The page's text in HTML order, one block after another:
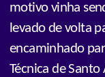
motivo vinha
levado de volta
encaminhado
Técnica de Santo